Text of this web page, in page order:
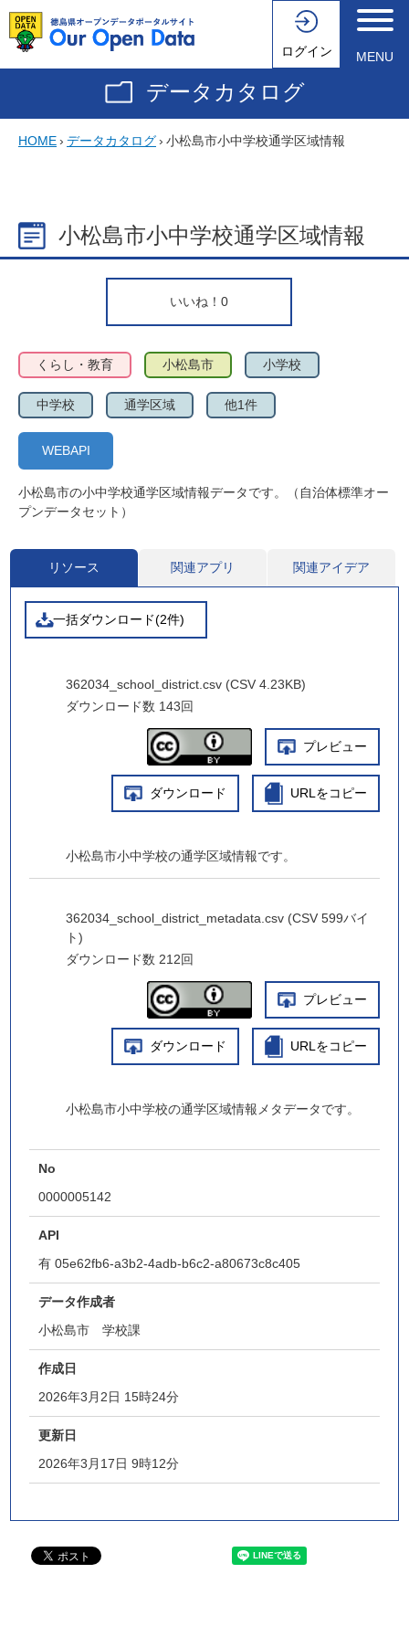
ログイン MENU
データカタログ
HOME› データカタログ› 小松島市小中学校通学区域情報
小松島市小中学校通学区域情報
いいね！ 0
くらし・教育 小松島市 小学校
中学校 通学区域 他1件
WEBAPI
小松島市の小中学校通学区域情報データです。（自治体標準オー
プンデータセット）
リソース 関連アプリ 関連アイデア
一括ダウンロード(2件)
362034_school_district.csv (CSV 4.23KB)
ダウンロード数 143回
プレビュー
ダウンロード URLをコピー
小松島市小中学校の通学区域情報です。
362034_school_district_metadata.csv (CSV 599バイ
ト)
ダウンロード数 212回
プレビュー
ダウンロード URLをコピー
小松島市小中学校の通学区域情報メタデータです。
No
0000005142
API
有 05e62fb6-a3b2-4adb-b6c2-a80673c8c405
データ作成者
小松島市 学校課
作成日
2026年3月2日 15時24分
更新日
2026年3月17日 9時12分